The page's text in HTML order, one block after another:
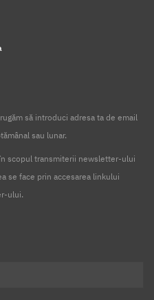
să introduci adresa ta de email
sau lunar.
scopul transmiterii newsletter-ului
se face prin accesarea linkului
ului.